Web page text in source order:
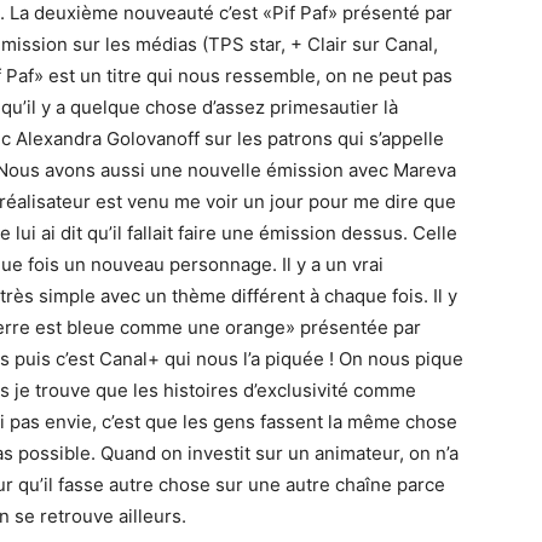
deuxième nouveauté c’est «Pif Paf» présenté par
sur les médias (TPS star, + Clair sur Canal,
est un titre qui nous ressemble, on ne peut pas
y a quelque chose d’assez primesautier là
Alexandra Golovanoff sur les patrons qui s’appelle
avons aussi une nouvelle émission avec Mareva
est venu me voir un jour pour me dire que
ai dit qu’il fallait faire une émission dessus. Celle
fois un nouveau personnage. Il y a un vrai
simple avec un thème différent à chaque fois. Il y
est bleue comme une orange» présentée par
c’est Canal+ qui nous l’a piquée ! On nous pique
je trouve que les histoires d’exclusivité comme
envie, c’est que les gens fassent la même chose
possible. Quand on investit sur un animateur, on n’a
qu’il fasse autre chose sur une autre chaîne parce
se retrouve ailleurs.